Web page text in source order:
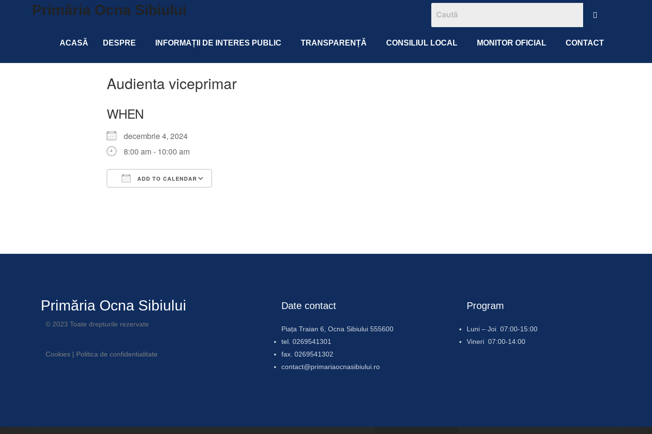
Primăria Ocna Sibiului
ACASĂ DESPRE INFORMAȚII DE INTERES PUBLIC TRANSPARENȚĂ CONSILIUL LOCAL MONITOR OFICIAL CONTACT
Audienta viceprimar
WHEN
decembrie 4, 2024
8:00 am - 10:00 am
ADD TO CALENDAR
Primăria Ocna Sibiului
© 2023 Toate drepturile rezervate
Cookies| Politica de confidentialitate
Date contact
Piața Traian 6, Ocna Sibiului 555600
tel. 0269541301
fax. 0269541302
contact@primariaocnasibiului.ro
Program
Luni – Joi 07:00-15:00
Vineri 07:00-14:00